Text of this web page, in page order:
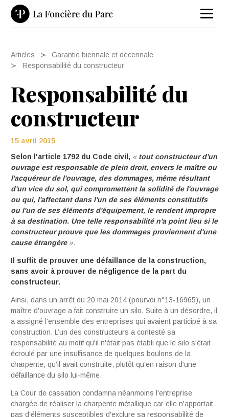
Articles
Garantie biennale et décennale
Responsabilité du constructeur
Responsabilité du
constructeur
15 avril 2015
Selon l'article 1792 du Code civil, « tout constructeur d'un
ouvrage est responsable de plein droit, envers le maître ou
l'acquéreur de l'ouvrage, des dommages, même résultant
d'un vice du sol, qui compromettent la solidité de l'ouvrage
ou qui, l'affectant dans l'un de ses éléments constitutifs
ou l'un de ses éléments d'équipement, le rendent impropre
à sa destination. Une telle responsabilité n'a point lieu si le
constructeur prouve que les dommages proviennent d'une
cause étrangère ».
Il suffit de prouver une défaillance de la construction,
sans avoir à prouver de négligence de la part du
constructeur.
Ainsi, dans un arrêt du 20 mai 2014 (pourvoi n°13-16965), un
maître d'ouvrage a fait construire un silo. Suite à un désordre, il
a assigné l'ensemble des entreprises qui avaient participé à sa
construction. L’un des constructeurs a contesté sa
responsabilité au motif qu'il n'était pas établi que le silo s'était
écroulé par une insuffisance de quelques boulons de la
charpente, qu'il avait construite, plutôt qu'en raison d'une
défaillance du silo lui-même.
La Cour de cassation condamna néanmoins l'entreprise
chargée de réaliser la charpente métallique car elle n'apportait
pas d'éléments susceptibles d'exclure sa responsabilité de